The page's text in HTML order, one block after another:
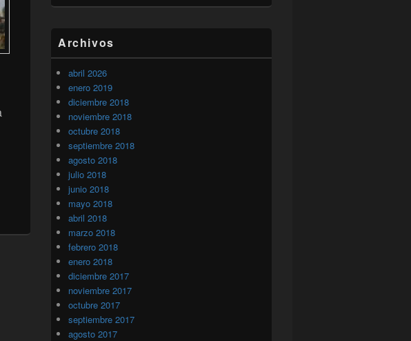
del argelino Mokhtar Belmokhtar
Archivos
abril 2026
enero 2019
diciembre 2018
noviembre 2018
octubre 2018
septiembre 2018
agosto 2018
julio 2018
junio 2018
mayo 2018
abril 2018
marzo 2018
febrero 2018
enero 2018
diciembre 2017
noviembre 2017
octubre 2017
septiembre 2017
agosto 2017